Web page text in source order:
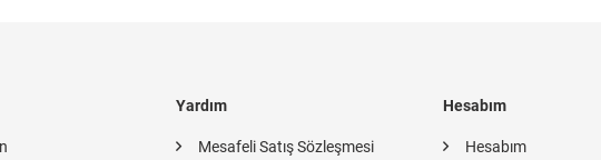
Yardım
Mesafeli Satış Sözleşmesi
Hesabım
Hesabım